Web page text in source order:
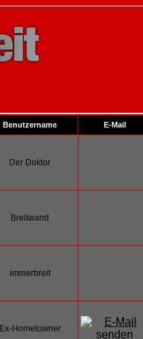
Benutzername E-Mail
Der Doktor
Breitwand
immerbreit
Ex-Hometowner